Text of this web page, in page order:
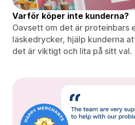
Varför köper inte kunderna?
Oavsett om det är proteinbars
läskedrycker, hjälp kunderna
det är viktigt och lita på sitt val.